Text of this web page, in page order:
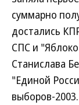
суммарно
достались
СПС и
Станислава
"Единой
выборов-